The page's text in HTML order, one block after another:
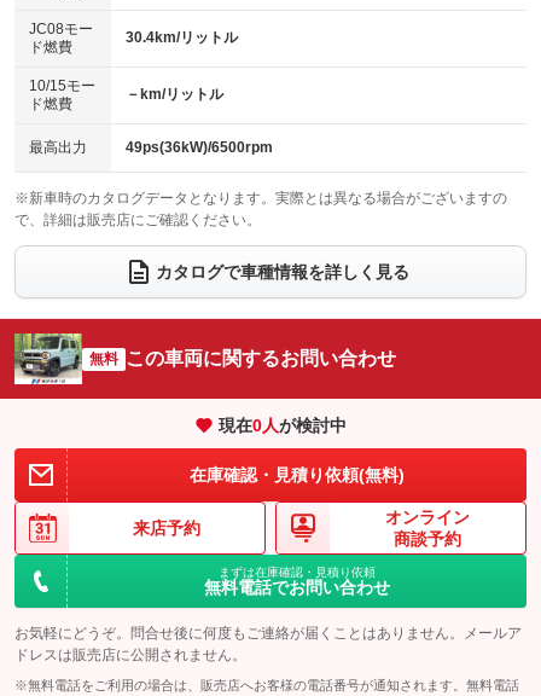
電動格納ミラー
：装備あり
：装備なし
パワーシート
ベンチシート
：装備なし
チップアップシート
：装備なし
：装備なし ：装備あり
ウォークスルー
：装備なし
電動リアゲート フロントカメラ
：装備あり
：装備なし ：装備あり
サイドカメラ
：装備あり ルーフレール
：装備なし
：装備なし
：装備なし
JC08モー
ド燃費
30.4km/リットル
10/15モー
ド燃費
－km/リットル
最高出力 49ps(36kW)/6500rpm
※新車時のカタログデータとなります。実際とは異なる場合がございますの
で、詳細は販売店にご確認ください。
カタログで車種情報を詳しく見る
無料 この車両に関するお問い合わせ
現在0人が検討中
在庫確認・見積り依頼(無料)
来店予約
オンライン
商談予約
まずは在庫確認・見積り依頼
無料電話でお問い合わせ
お気軽にどうぞ。問合せ後に何度もご連絡が届くことはありません。メールア
ドレスは販売店に公開されません。
※無料電話をご利用の場合は、販売店へお客様の電話番号が通知されます。無料電話